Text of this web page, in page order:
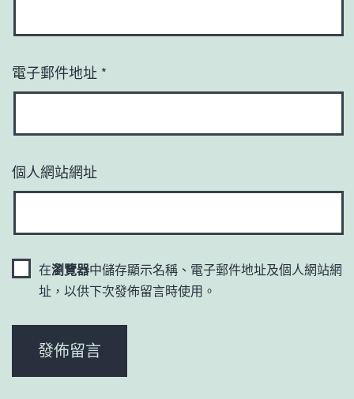
電子郵件地址 *
個人網站網址
在瀏覽器中儲存顯示名稱、電子郵件地址及個人網站網
址，以供下次發佈留言時使用。